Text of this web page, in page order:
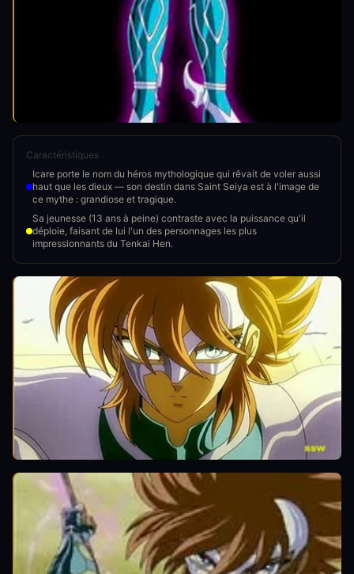
Caractéristiques
Icare porte le nom du héros mythologique qui rêvait de voler aussi
haut que les dieux — son destin dans Saint Seiya est à l'image de
ce mythe : grandiose et tragique.
Sa jeunesse (13 ans à peine) contraste avec la puissance qu'il
déploie, faisant de lui l'un des personnages les plus
impressionnants du Tenkai Hen.